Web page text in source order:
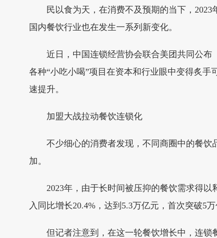
民以食为天，在消费不及预期的当下，2023
国内餐饮行业也在发生一系列新变化。
近日，中国连锁经营协会联合美团共同公布《
各种“小吃小喝”项目在资本和行业眼中变得炙
速提升。
加盟大战拉动餐饮连锁化
不少细心的消费者发现，不同商圈中的餐饮
加。
2023年，由于长时间被压抑的餐饮需求得以
入同比增长20.4%，达到5.3万亿元，首次突破5
但记者注意到，在这一轮餐饮增长中，连锁